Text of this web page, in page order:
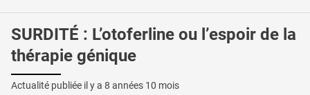
SURDITÉ : L’otoferline ou l’espoir de la
thérapie génique
Actualité publiée il y a 8 années 10 mois